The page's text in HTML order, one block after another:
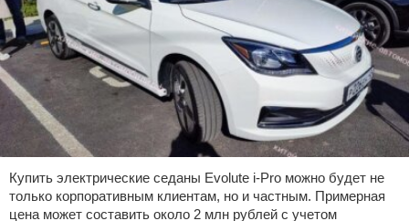
Купить электрические седаны Evolute i-Pro можно будет не
только корпоративным клиентам, но и частным. Примерная
цена может составить около 2 млн рублей с учетом